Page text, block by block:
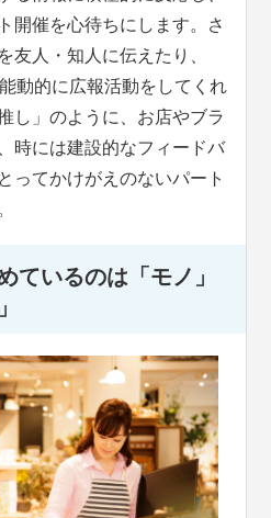
開催を心待ちにします。さ
友人・知人に伝えたり、
動的に広報活動をしてくれ
し」のように、お店やブラ
時には建設的なフィードバ
ってかけがえのないパート
ているのは「モノ」